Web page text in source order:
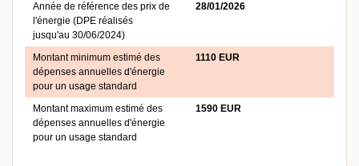
Année de référence des prix de
l'énergie (DPE réalisés
jusqu'au 30/06/2024)
28/01/2026
Montant minimum estimé des
dépenses annuelles d'énergie
pour un usage standard
1110 EUR
Montant maximum estimé des
dépenses annuelles d'énergie
pour un usage standard
1590 EUR